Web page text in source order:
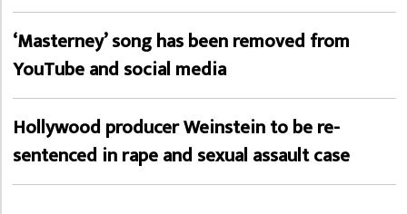
‘Masterney’ song has been removed from
YouTube and social media
Hollywood producer Weinstein to be re-
sentenced in rape and sexual assault case